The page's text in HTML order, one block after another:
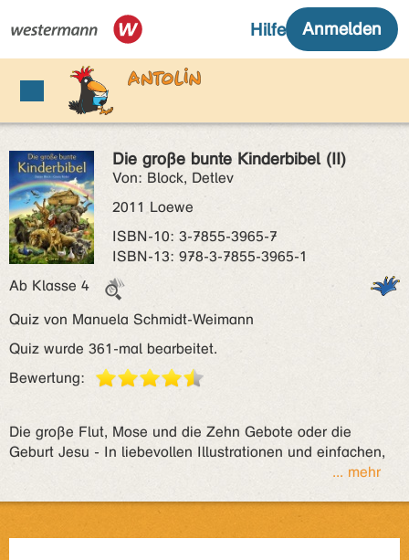
Die große bunte Kinderbibel (II)
Von: Block, Detlev
2011 Loewe
ISBN‑10: 3-7855-3965-7
ISBN‑13: 978-3-7855-3965-1
Ab Klasse 4
Quiz von Manuela Schmidt-Weimann
Quiz wurde 361-mal bearbeitet.
Bewertung:
Die große Flut, Mose und die Zehn Gebote oder die
Geburt Jesu - In liebevollen Illustrationen und einfachen,
... mehr